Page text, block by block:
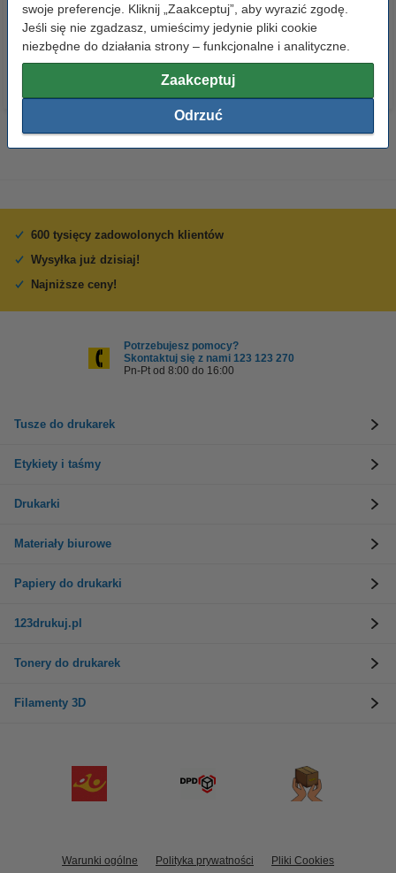
swoje preferencje. Kliknij „Zaakceptuj”, aby wyrazić zgodę.
Jeśli się nie zgadzasz, umieścimy jedynie pliki cookie
niezbędne do działania strony – funkcjonalne i analityczne.
Zaakceptuj
Odrzuć
23,00 zł z VAT 110,00 zł z VAT
600 tysięcy zadowolonych klientów
Wysyłka już dzisiaj!
Najniższe ceny!
Potrzebujesz pomocy?
Skontaktuj się z nami 123 123 270
Pn-Pt od 8:00 do 16:00
Tusze do drukarek
Etykiety i taśmy
Drukarki
Materiały biurowe
Papiery do drukarki
123drukuj.pl
Tonery do drukarek
Filamenty 3D
Warunki ogólne Polityka prywatności Pliki Cookies